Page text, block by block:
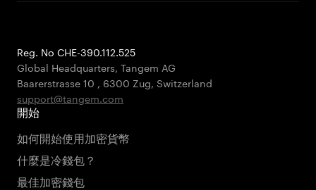
Reg. No CHE-390.112.525
Global Headquarters, Tangem AG
Baarerstrasse 10 , 6300 Zug, Switzerland
support@tangem.com
開始
如何開始使用加密貨幣
什麼是冷錢包？
最佳加密錢包